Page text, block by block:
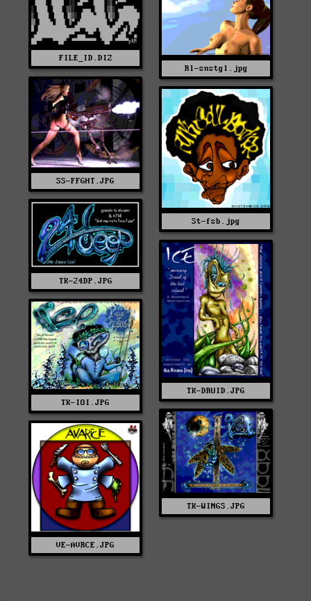
FILE_ID.DIZ
Rl-snstgl.jpg
SS-FFGHT.JPG
St-fsb.jpg
TK-24DP.JPG
TK-DRUID.JPG
TK-IOI.JPG
TK-WINGS.JPG
VE-AVRCE.JPG